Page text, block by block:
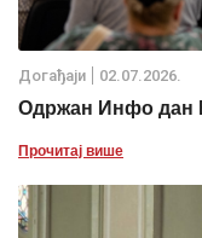
Дoгађаjи 02.07.2026.
Одржан Инфо дан
Прочитај више